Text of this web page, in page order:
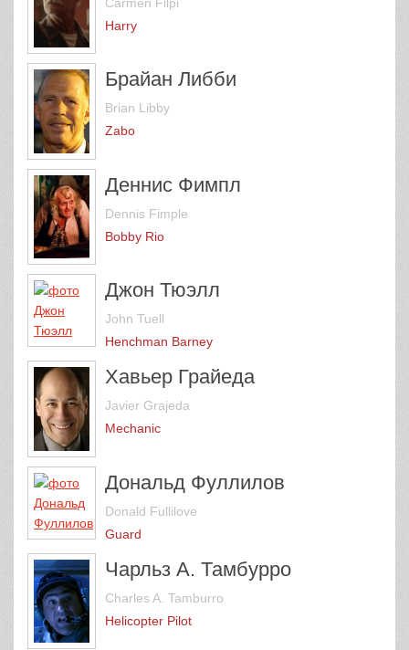
Harry
Брайан Либби
Brian Libby
Zabo
Деннис Фимпл
Dennis Fimple
Bobby Rio
Джон Тюэлл
John Tuell
Henchman Barney
Хавьер Грайеда
Javier Grajeda
Mechanic
Дональд Фуллилов
Donald Fullilove
Guard
Чарльз А. Тамбурро
Charles A. Tamburro
Helicopter Pilot